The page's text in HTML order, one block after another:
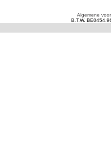
Algemene
B.T.W.